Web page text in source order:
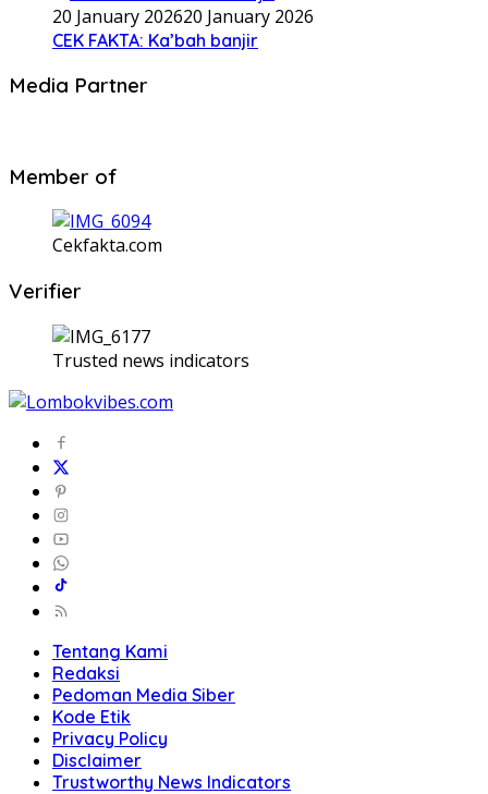
20 January 202620 January 2026
CEK FAKTA: Ka’bah banjir
Media Partner
Member of
Cekfakta.com
Verifier
Trusted news indicators
Tentang Kami
Redaksi
Pedoman Media Siber
Kode Etik
Privacy Policy
Disclaimer
Trustworthy News Indicators